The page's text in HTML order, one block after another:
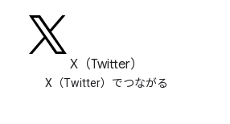
X（Twitter）
X（Twitter）でつながる